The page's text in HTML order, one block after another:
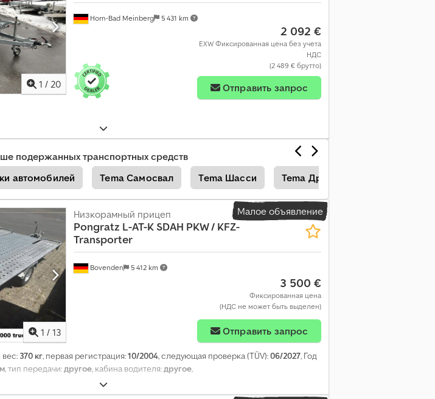
1 / 20
Horn-Bad Meinberg 5 431 km
2 092 €
EXW Фиксированная цена без учета
НДС
(2 489 € брутто)
Отправить запрос
подержанных транспортных средств
автомобилей
Tema Самосвал Tema Шасси Tema Другие
Малое объявление
1 / 13
Bovenden 5 412 km
Низкорамный прицеп
Pongratz L-AT-K SDAH PKW / KFZ-
Transporter
3 500 €
Фиксированная цена
(НДС не может быть выделен)
Отправить запрос
370 кг, первая регистрация:10/2004, следующая проверка (TÜV):06/2027, Год
, тип передачи:другое, кабина водителя:другое,